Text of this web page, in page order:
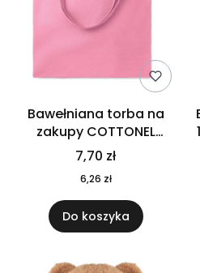
Bawełniana torba na
zakupy COTTONEL
COLOUR++ MO9846-11
7,70 zł
6,26 zł
Do koszyka